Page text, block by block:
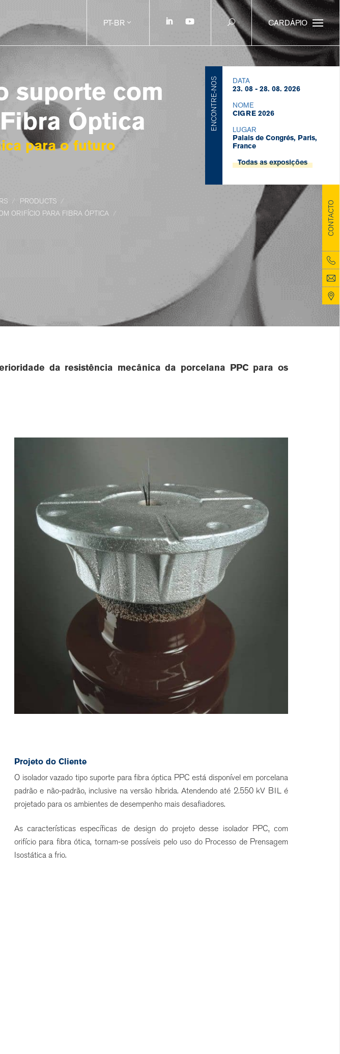
PT-BR CARDÁPIO
suporte com
Óptica
para o futuro
PRODUCTS
ORIFÍCIO PARA FIBRA ÓPTICA
ENCONTRE-NOS
DATA
23. 08 - 28. 08. 2026
NOME
CIGRE 2026
LUGAR
Palais de Congrés, Paris,
France
Todas as exposições
CONTACTO
da resistência mecânica da porcelana PPC para os
Projeto do Cliente
O isolador vazado tipo suporte para fibra óptica PPC está disponível em porcelana
padrão e não-padrão, inclusive na versão híbrida. Atendendo até 2.550 kV BIL é
projetado para os ambientes de desempenho mais desafiadores.
As características específicas de design do projeto desse isolador PPC, com
orifício para fibra ótica, tornam-se possíveis pelo uso do Processo de Prensagem
Isostática a frio.